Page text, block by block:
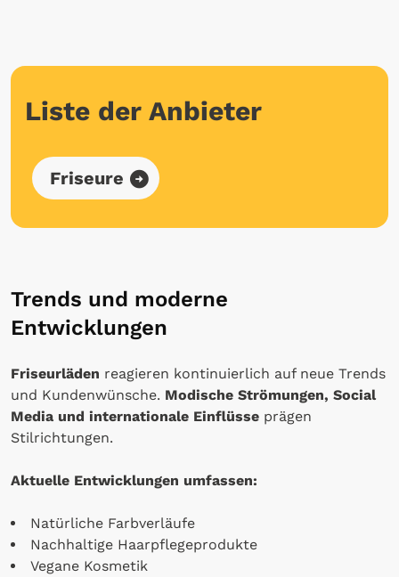
Liste der Anbieter
Friseure
Trends und moderne
Entwicklungen
Friseurläden reagieren kontinuierlich auf neue Trends
und Kundenwünsche. Modische Strömungen, Social
Media und internationale Einflüsse prägen
Stilrichtungen.
Aktuelle Entwicklungen umfassen:
Natürliche Farbverläufe
Nachhaltige Haarpflegeprodukte
Vegane Kosmetik